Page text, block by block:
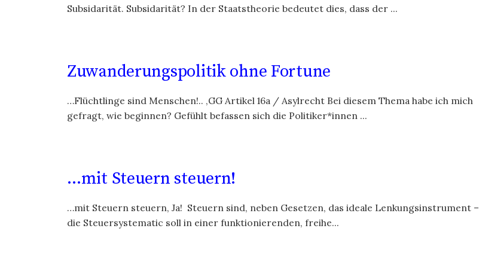
Subsidarität. Subsidarität? In der Staatstheorie bedeutet dies, dass der ...
Zuwanderungspolitik ohne Fortune
…Flüchtlinge sind Menschen!.. ,GG Artikel 16a / Asylrecht Bei diesem Thema habe ich mich
gefragt, wie beginnen? Gefühlt befassen sich die Politiker*innen ...
…mit Steuern steuern!
…mit Steuern steuern, Ja! Steuern sind, neben Gesetzen, das ideale Lenkungsinstrument –
die Steuersystematic soll in einer funktionierenden, freihe...